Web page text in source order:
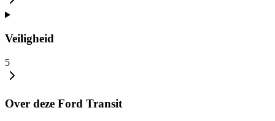
Veiligheid
5
Over deze Ford Transit